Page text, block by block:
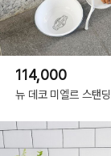
114,000
뉴 데코 미엘르 스탠